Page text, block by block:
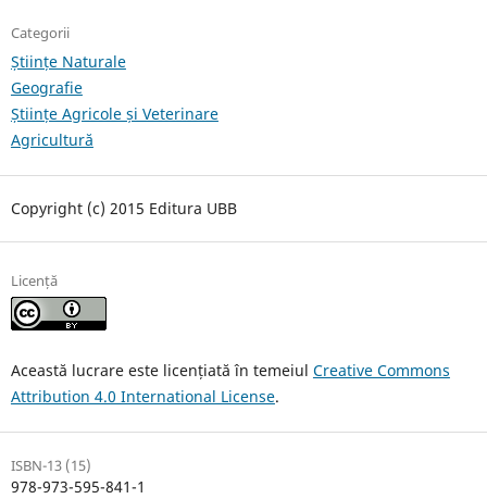
Categorii
Științe Naturale
Geografie
Științe Agricole și Veterinare
Agricultură
Copyright (c) 2015 Editura UBB
Licență
Această lucrare este licențiată în temeiul Creative Commons
Attribution 4.0 International License.
ISBN-13 (15)
978-973-595-841-1